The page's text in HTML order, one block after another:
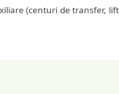
(centuri de transfer,